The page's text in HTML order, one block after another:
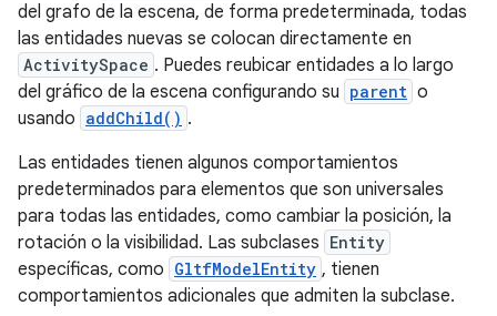
del grafo de la escena, de forma predeterminada, todas
las entidades nuevas se colocan directamente en
ActivitySpace . Puedes reubicar entidades a lo largo
del gráfico de la escena configurando su parent o
usando addChild() .
Las entidades tienen algunos comportamientos
predeterminados para elementos que son universales
para todas las entidades, como cambiar la posición, la
rotación o la visibilidad. Las subclases Entity
específicas, como GltfModelEntity , tienen
comportamientos adicionales que admiten la subclase.